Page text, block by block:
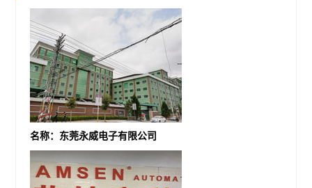
名称：东莞永威电子有限公司